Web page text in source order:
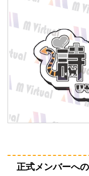
正式メンバーへ